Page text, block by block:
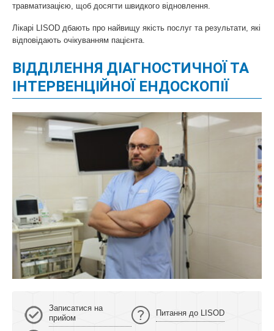
травматизацією, щоб досягти швидкого відновлення.
Лікарі LISOD дбають про найвищу якість послуг та результати, які
відповідають очікуванням пацієнта.
ВІДДІЛЕННЯ ДІАГНОСТИЧНОЇ ТА
ІНТЕРВЕНЦІЙНОЇ ЕНДОСКОПІЇ
Записатися на
прийом
Питання до LISOD